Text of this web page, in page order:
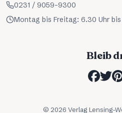
0231 / 9059-9300
Montag bis Freitag: 6.30 Uhr bis
Bleib
© 2026 Verlag Lensing-